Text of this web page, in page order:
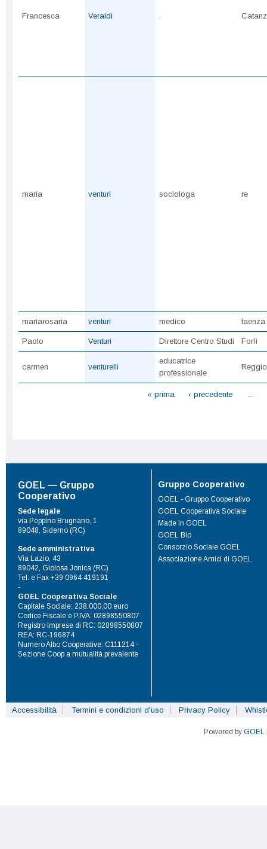
Francesca Veraldi
maria venturi sociologa re
mariarosaria venturi medico faenza
Paolo Venturi Direttore Centro Studi Forlì
carmen venturelli
educatrice
professionale
« prima ‹ precedente
GOEL — Gruppo
Cooperativo
Sede legale
via Peppino Brugnano, 1
89048, Siderno (RC)
Sede amministrativa
Via Lazio, 43
89042, Gioiosa Jonica (RC)
Tel. e Fax +39 0964 419191
-
GOEL Cooperativa Sociale
Capitale Sociale: 238.000,00 euro
Codice Fiscale e P.IVA: 02898550807
Registro Imprese di RC: 02898550807
REA: RC-196874
Numero Albo Cooperative: C111214 -
Sezione Coop a mutualità prevalente
Gruppo Cooperativo
GOEL - Gruppo Cooperativo
GOEL Cooperativa Sociale
Made in GOEL
GOEL Bio
Consorzio Sociale GOEL
Associazione Amici di GOEL
Accessibilità Termini e condizioni d'uso Privacy Policy
Powered by GOEL